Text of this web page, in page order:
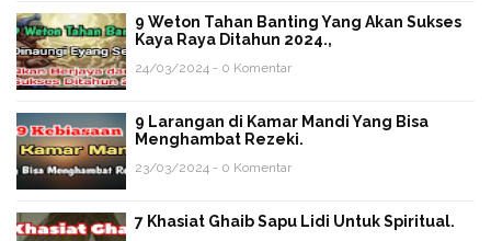
9 Weton Tahan Banting Yang Akan Sukses
Kaya Raya Ditahun 2024.,
24/03/2024 - 0 Komentar
9 Larangan di Kamar Mandi Yang Bisa
Menghambat Rezeki.
23/03/2024 - 0 Komentar
7 Khasiat Ghaib Sapu Lidi Untuk Spiritual.